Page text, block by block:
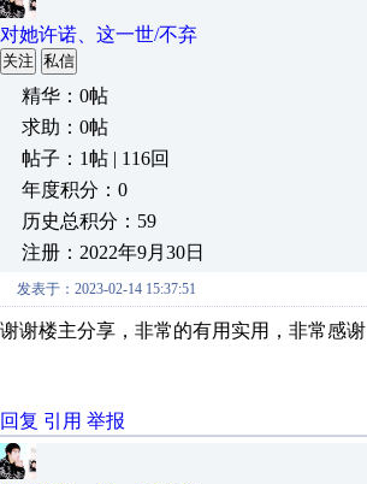
对她许诺、这一世/不弃
关注 私信
精华：0帖
求助：0帖
帖子：1帖 | 116回
年度积分：0
历史总积分：59
注册：2022年9月30日
发表于：2023-02-14 15:37:51
谢谢楼主分享，非常的有用实用，非常感谢
回复 引用 举报